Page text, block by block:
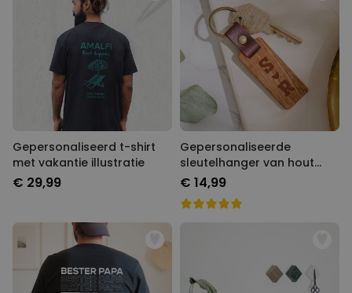
Gepersonaliseerd t-shirt
met vakantie illustratie
€ 29,99
Gepersonaliseerde
sleutelhanger van hout
met symbolen
€ 14,99